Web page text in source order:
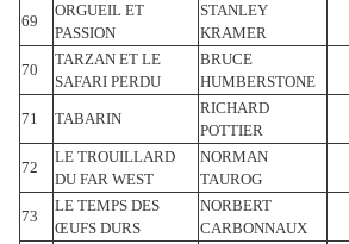
69
ORGUEIL ET
PASSION
STANLEY
KRAMER
70
TARZAN ET LE
SAFARI PERDU
BRUCE
HUMBERSTONE
71 TABARIN
RICHARD
POTTIER
72
LE TROUILLARD
DU FAR WEST
NORMAN
TAUROG
73
LE TEMPS DES
ŒUFS DURS
NORBERT
CARBONNAUX